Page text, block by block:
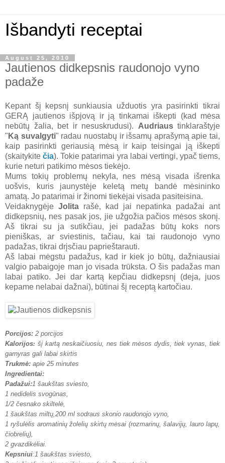
Išbandyti receptai
August 25, 2010
Jautienos didkepsnis raudonojo vyno
padaže
Kepant šį kepsnį sunkiausia užduotis yra pasirinkti tikrai
GERĄ jautienos išpjovą ir ją tinkamai iškepti (kad mėsa
nebūtų žalia, bet ir nesuskrudusi). Audriaus tinklaraštyje
" Ką suvalgyti" radau nuostabų ir išsamų aprašymą apie tai,
kaip pasirinkti geriausią mėsą ir kaip teisingai ją iškepti
(skaitykitečia). Tokie patarimai yra labai vertingi, ypač tiems,
kurie neturi patikimo mėsos tiekėjo.
Mums tokių problemų nekyla, nes mėsą visada išrenka
uošvis, kuris jaunystėje keletą metų bandė mėsininko
amatą. Jo patarimai ir žinomi tiekėjai visada pasiteisina.
Veidaknygėje Jolita rašė, kad jai nepatinka padažai ant
didkepsnių, nes pasak jos, jie užgožia pačios mėsos skonį.
Aš tikrai su ja sutikčiau, jei padažas būtų koks nors
pieniškas, ar sviestinis, tačiau, kai tai raudonojo vyno
padažas, tikrai drįsčiau paprieštarauti.
Aš labai mėgstu padažus, kad ir kiek jo būtų, dažniausiai
valgio pabaigoje man jo visada trūksta. O šis padažas man
labai patiko. Jei dar kartą kepčiau didkepsnį (deja, juos
kepame nelabai dažnai), būtinai šį receptą kartočiau.
Porcijos: 2 porcijos
Kalorijos: šį kartą neskaičiuosiu, nes tiek mėsos dydis, tiek vynas, tiek
garnyras gali labai skirtis
Trukmė: apie 25 minutes
Ingredientai:
Padažui:1 šaukštas sviesto,
1 nedidelis svogūnas,
1/2 česnako skiltelė,
1 šaukštas miltų, 200 ml sodraus skonio raudonojo vyno,
1 ryšulėlis aromatinių žolelių skirtų mėsai (rozmarinų, šalavijų, lauro lapų,
čiobrelių),
2 gvazdikėliai.
Kepsniui: 1 šaukštas sviesto,